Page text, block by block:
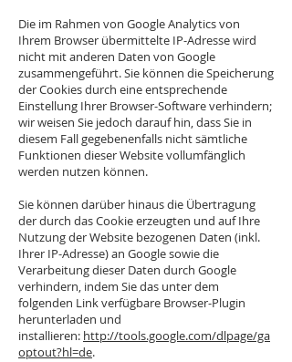
Die im Rahmen von Google Analytics von
Ihrem Browser übermittelte IP-Adresse wird
nicht mit anderen Daten von Google
zusammengeführt. Sie können die Speicherung
der Cookies durch eine entsprechende
Einstellung Ihrer Browser-Software verhindern;
wir weisen Sie jedoch darauf hin, dass Sie in
diesem Fall gegebenenfalls nicht sämtliche
Funktionen dieser Website vollumfänglich
werden nutzen können.
Sie können darüber hinaus die Übertragung
der durch das Cookie erzeugten und auf Ihre
Nutzung der Website bezogenen Daten (inkl.
Ihrer IP-Adresse) an Google sowie die
Verarbeitung dieser Daten durch Google
verhindern, indem Sie das unter dem
folgenden Link verfügbare Browser-Plugin
herunterladen und
installieren: http://tools.google.com/dlpage/ga
optout?hl=de.